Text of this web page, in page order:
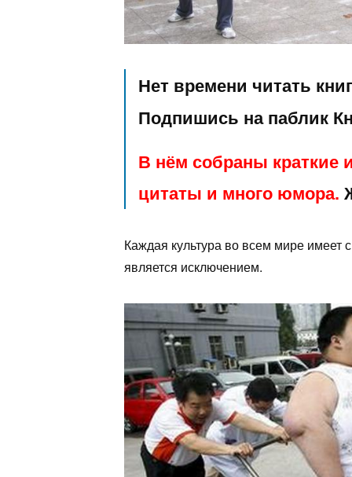
Нет времени читать
Подпишись на паблик
В нём собраны краткие
цитаты и много юмора.
Каждая культура во всем мире имеет
является исключением.